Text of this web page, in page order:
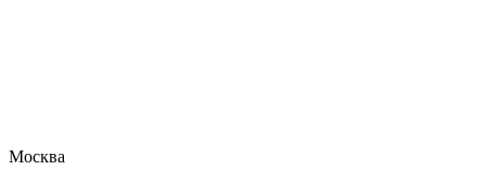
Москва